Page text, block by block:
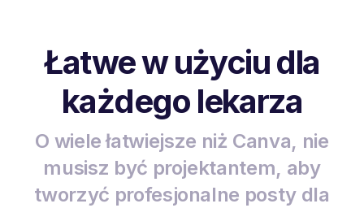
Łatwe w użyciu dla
każdego lekarza
O wiele łatwiejsze niż Canva, nie
musisz być projektantem, aby
tworzyć profesjonalne posty dla